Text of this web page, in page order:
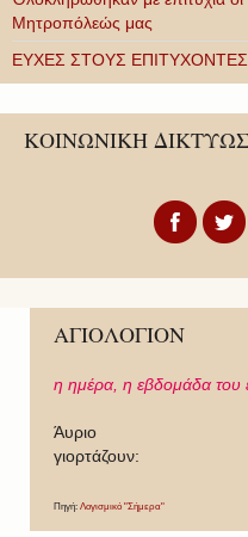
Μητροπόλεώς μας
ΕΥΧΕΣ ΣΤΟΥΣ
ΚΟΙΝΩΝΙΚΗ
ΑΓΙΟΛΟΓΙΟΝ
η ημέρα, η εβδομάδα του
Άυριο
γιορτάζουν:
Πηγή: Λογισμικό "Σήμερα"